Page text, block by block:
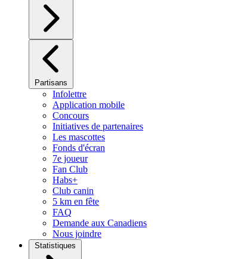
Partisans
Infolettre
Application mobile
Concours
Initiatives de partenaires
Les mascottes
Fonds d'écran
7e joueur
Fan Club
Habs+
Club canin
5 km en fête
FAQ
Demande aux Canadiens
Nous joindre
Statistiques